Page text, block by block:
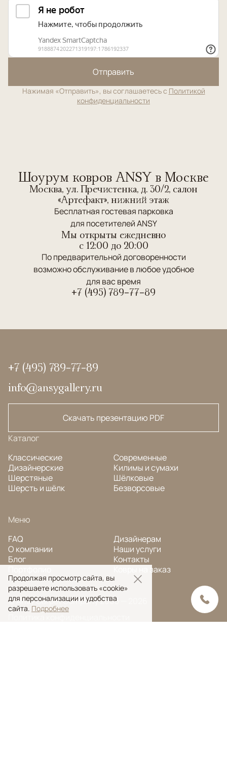
Отправить
Нажимая «Отправить», вы соглашаетесь с Политикой
конфиденциальности
Шоурум ковров ANSY в Москве
Москва, ул. Пречистенка, д. 30/2, салон
«Артефакт», нижний этаж
Бесплатная гостевая парковка
для посетителей ANSY
Мы открыты ежедневно
c 12:00 до 20:00
По предварительной договоренности
возможно обслуживание в любое удобное
для вас время
+7 (495) 789-77-89
+7 (495) 789-77-89
info@ansygallery.ru
Скачать презентацию PDF
Каталог
Классические
Дизайнерские
Шерстяные
Шерсть и шёлк
Современные
Килимы и сумахи
Шёлковые
Безворсовые
Меню
FAQ
О компании
Блог
Дизайнерам
Наши услуги
Контакты
Ковры на заказ
© Ansy Carpet Company 2005 — 2026
Продолжая просмотр сайта, вы
разрешаете использовать «cookie»
для персонализации и удобства
сайта. Подробнее